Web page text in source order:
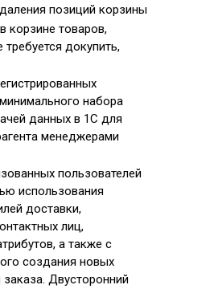
позиций корзины
корзине товаров,
докупить,
набора
данных в 1С для
менеджерами
пользователей
использования
доставки,
лиц,
а также с
создания новых
Двусторонний